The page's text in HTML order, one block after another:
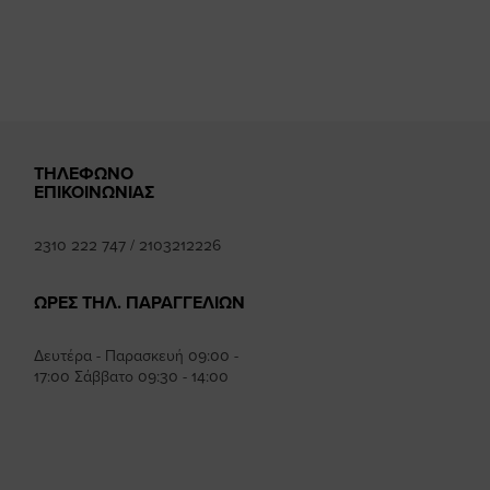
ΤΗΛΕΦΩΝΟ
ΕΠΙΚΟΙΝΩΝΙΑΣ
2310 222 747 / 2103212226
ΩΡΕΣ ΤΗΛ. ΠΑΡΑΓΓΕΛΙΩΝ
Δευτέρα - Παρασκευή 09:00 -
17:00 Σάββατο 09:30 - 14:00